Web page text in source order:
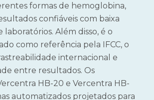
formas de hemoglobina,
confiáveis com baixa
laboratórios. Além disso, é o
como referência pela IFCC, o
internacional e
entre resultados. Os
HB-20 e Vercentra HB-
automatizados projetados para